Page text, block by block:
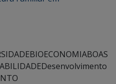
BIOECONOMIABOAS
Desenvolvimento